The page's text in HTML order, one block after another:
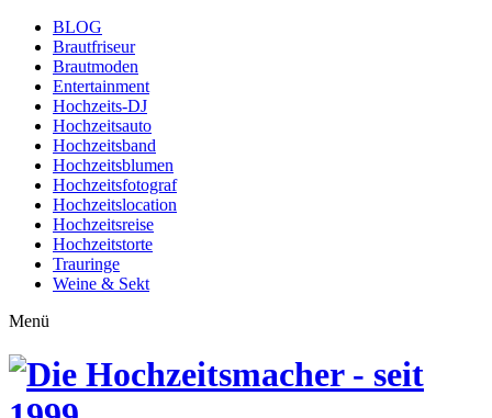
BLOG
Brautfriseur
Brautmoden
Entertainment
Hochzeits-DJ
Hochzeitsauto
Hochzeitsband
Hochzeitsblumen
Hochzeitsfotograf
Hochzeitslocation
Hochzeitsreise
Hochzeitstorte
Trauringe
Weine & Sekt
Menü